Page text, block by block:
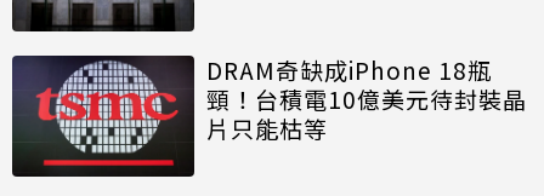
DRAM奇缺成iPhone 18瓶
頸！台積電10億美元待封裝晶
片只能枯等